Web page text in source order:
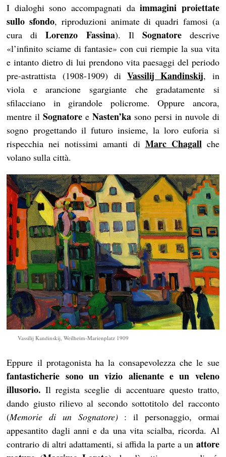
I dialoghi sono accompagnati daimmagini proiettate
sullo sfondo, riproduzioni animate di quadri famosi (a
cura diLorenzo Fassina). Il Sognatoredescrive
«l’infinito sciame di fantasie» con cui riempie la sua vita
e intanto dietro di lui prendono vita paesaggi del periodo
pre-astrattista (1908-1909) diVassilij Kandinskij, in
viola e arancione sgargiante che gradatamente si
sfilacciano in girandole policrome. Oppure ancora,
mentre ilSognatore eNasten’ka sono persi in nuvole di
sogno progettando il futuro insieme, la loro euforia si
rispecchia nei notissimi amanti di Marc Chagall che
volano sulla città.
Vassilij Kandinskij, Weilheim-Marienplatz 1909
Eppure il protagonista ha la consapevolezza che le sue
fantasticherie sono un vizio alienante e un veleno
illusorio. Il regista sceglie di accentuare questo tratto,
dando giusto rilievo al secondo sottotitolo del racconto
(Memorie di un Sognatore) : il personaggio, ormai
appesantito dagli anni e da una vita scialba, ricorda. Al
contrario di altri adattamenti, si affida la parte a un attore